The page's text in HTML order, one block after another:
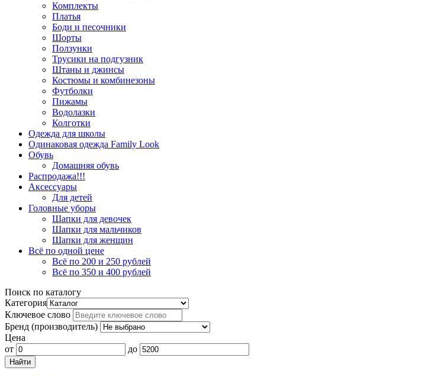
Комплекты
Платья
Боди и песочники
Шорты
Ползунки
Трусики на подгузник
Штаны и джинсы
Костюмы и комбинезоны
Футболки
Пижамы
Водолазки
Колготки
Одежда для школы
Одинаковая одежда Family Look
Обувь
Домашняя обувь
Распродажа!!!
Аксессуары
Для детей
Головные уборы
Шапки для девочек
Шапки для мальчиков
Шапки для женщин
Всё по одной цене
Всё по 200 и 250 рублей
Всё по 350 и 400 рублей
Поиск по каталогу
Категория
Ключевое слово
Бренд (производитель)
Цена
от
до